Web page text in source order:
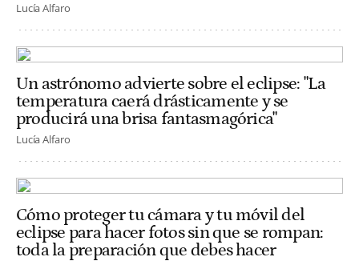
Lucía Alfaro
Un astrónomo advierte sobre el eclipse: "La
temperatura caerá drásticamente y se
producirá una brisa fantasmagórica"
Lucía Alfaro
Cómo proteger tu cámara y tu móvil del
eclipse para hacer fotos sin que se rompan:
toda la preparación que debes hacer